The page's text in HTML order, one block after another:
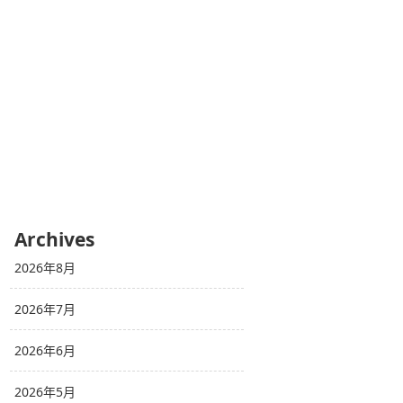
Archives
2026年8月
2026年7月
2026年6月
2026年5月